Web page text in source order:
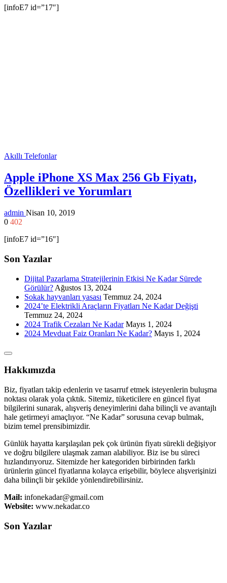
[infoE7 id=”17″]
Akıllı Telefonlar
Apple iPhone XS Max 256 Gb Fiyatı,
Özellikleri ve Yorumları
admin Nisan 10, 2019
0 402
[infoE7 id=”16″]
Son Yazılar
Dijital Pazarlama Stratejilerinin Etkisi Ne Kadar Sürede
Görülür? Ağustos 13, 2024
Sokak hayvanları yasası Temmuz 24, 2024
2024’te Elektrikli Araçların Fiyatları Ne Kadar Değişti
Temmuz 24, 2024
2024 Trafik Cezaları Ne Kadar Mayıs 1, 2024
2024 Mevduat Faiz Oranları Ne Kadar? Mayıs 1, 2024
Hakkımızda
Biz, fiyatları takip edenlerin ve tasarruf etmek isteyenlerin buluşma
noktası olarak yola çıktık. Sitemiz, tüketicilere en güncel fiyat
bilgilerini sunarak, alışveriş deneyimlerini daha bilinçli ve avantajlı
hale getirmeyi amaçlıyor. “Ne Kadar” sorusuna cevap bulmak,
bizim temel prensibimizdir.
Günlük hayatta karşılaşılan pek çok ürünün fiyatı sürekli değişiyor
ve doğru bilgilere ulaşmak zaman alabiliyor. Biz ise bu süreci
hızlandırıyoruz. Sitemizde her kategoriden birbirinden farklı
ürünlerin güncel fiyatlarına kolayca erişebilir, böylece alışverişinizi
daha bilinçli bir şekilde yönlendirebilirsiniz.
Mail: infonekadar@gmail.com
Website: www.nekadar.co
Son Yazılar